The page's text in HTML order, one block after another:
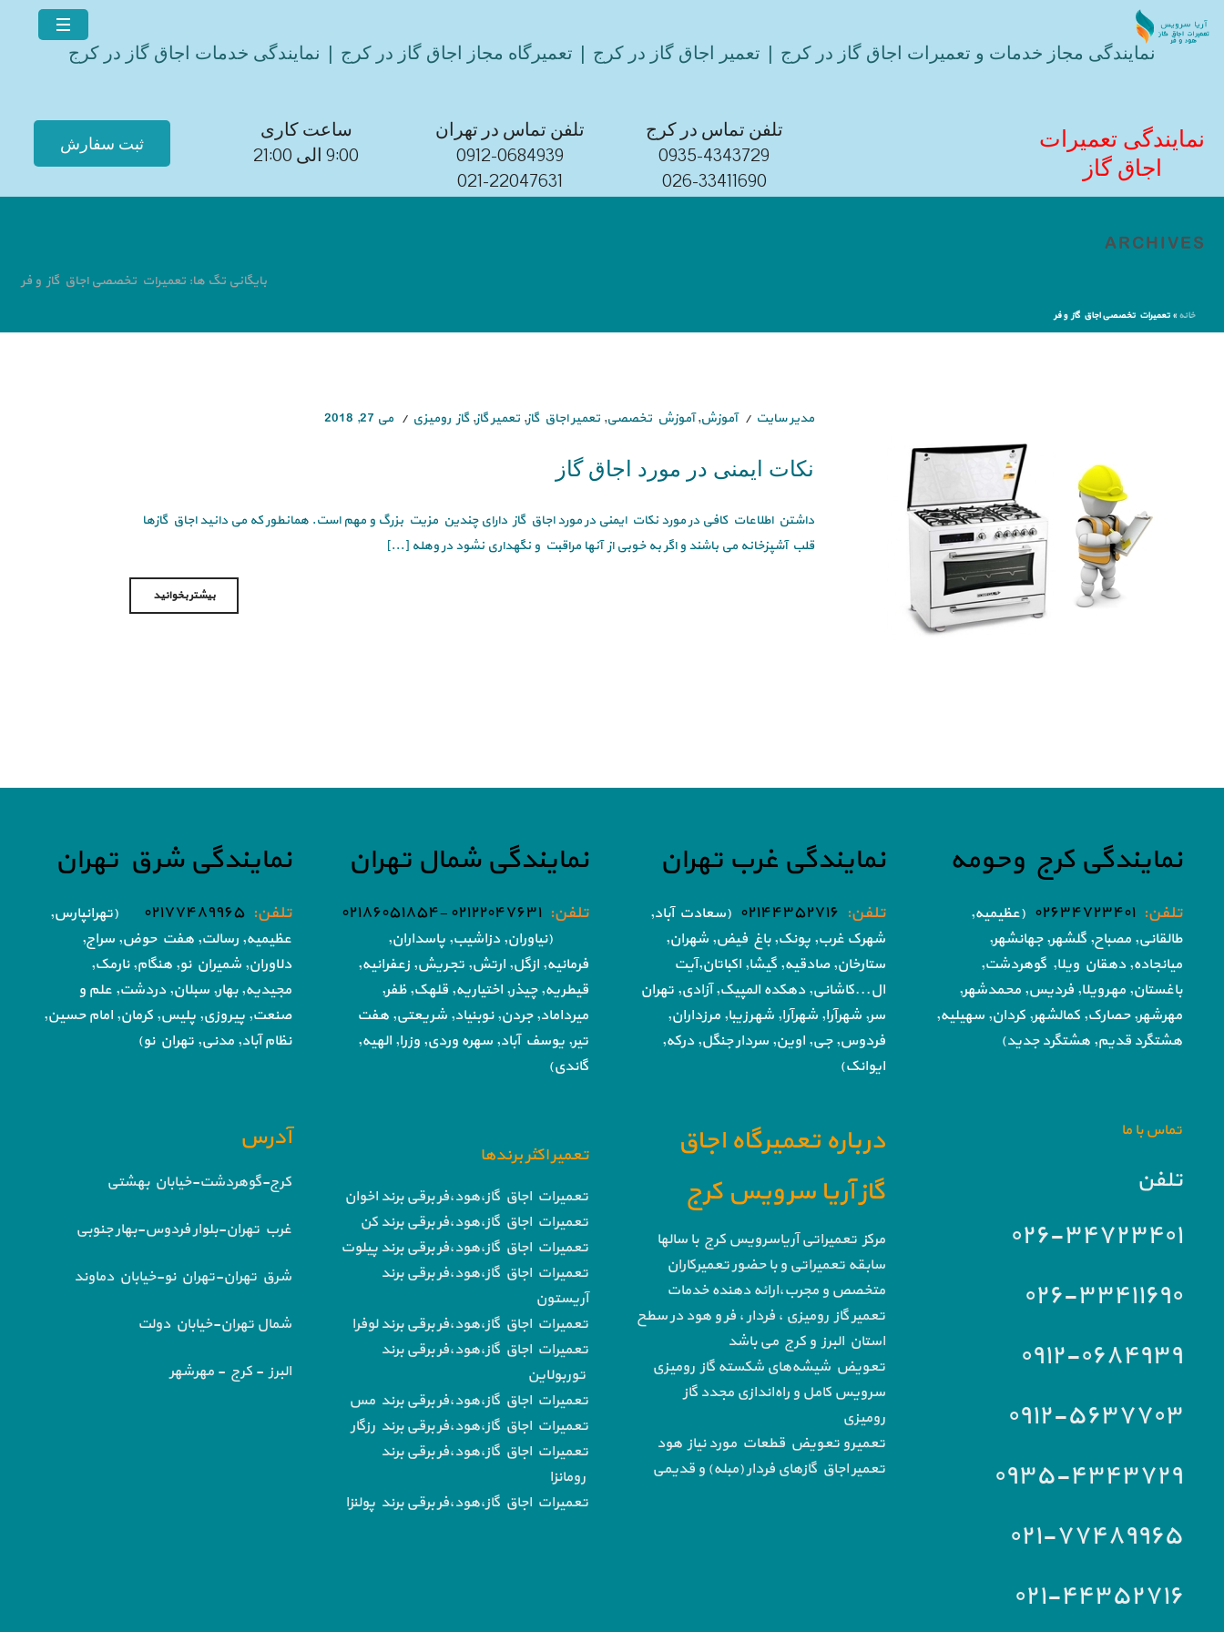
نمایندگی مجاز خدمات و تعمیرات اجاق گاز در کرج | تعمیر اجاق گاز در کرج | تعمیرگاه مجاز اجاق گاز در کرج | نمایندگی خدمات اجاق گاز در کرج
ثبت سفارش
ساعت کاری
9:00 الی 21:00
تلفن تماس در تهران
0912-0684939
021-22047631
تلفن تماس در کرج
0935-4343729
026-33411690
نمایندگی تعمیرات
اجاق گاز
ARCHIVES
بایگانی تگ ها: تعمیرات تخصصی اجاق گاز و فر
خانه » تعمیرات تخصصی اجاق گاز و فر
مدیر سایت آموزش,آموزش تخصصی, تعمیر اجاق گاز, تعمیر گاز,گاز رومیزی می 27, 2018
نکات ایمنی در مورد اجاق گاز
داشتن اطلاعات کافی در مورد نکات ایمنی در مورد اجاق گاز دارای چندین مزیت بزرگ و مهم است. همانطور که می دانید اجاق گازها
قلب آشپزخانه می باشند و اگر به خوبی از آنها مراقبت و نگهداری نشود در وهله [...]
بیشتر بخوانید
نمایندگی شرق تهران
تلفن: ۰۲۱۷۷۴۸۹۹۶۵
(تهرانپارس,
عظیمیه, رسالت, هفت حوض, سراج,
دلاوران, شمیران نو, هنگام, نارمک,
مجیدیه, بهار, سبلان, دردشت, علم و
صنعت, پیروزی, پلیس, کرمان, امام حسین,
نظام آباد, مدنی, تهران نو)
آدرس
کرج-گوهردشت-خیابان بهشتی
غرب تهران-بلوار فردوس-بهار جنوبی
شرق تهران-تهران نو-خیابان دماوند
شمال تهران-خیابان دولت
البرز - کرج - مهرشهر
نمایندگی شمال تهران
تلفن: ۰۲۱۲۲۰۴۷۶۳۱ -۰۲۱۸۶۰۵۱۸۵۴
(نیاوران, دزاشیب, پاسداران,
فرمانیه, ازگل, ارتش, تجریش, زعفرانیه,
قیطریه, چیذر, اختیاریه, قلهک, ظفر,
میرداماد, جردن, نوبنیاد, شریعتی, هفت
تیر, یوسف آباد, سهره وردی, وزرا, الهیه,
گاندی)
تعمیر اکثر برندها
تعمیرات اجاق گاز،هود،فر برقی برند اخوان
تعمیرات اجاق گاز،هود،فر برقی برند کن
تعمیرات اجاق گاز،هود،فر برقی برند پیلوت
تعمیرات اجاق گاز،هود،فر برقی برند
آریستون
تعمیرات اجاق گاز،هود،فر برقی برند لوفرا
تعمیرات اجاق گاز،هود،فر برقی برند
توربولاین
تعمیرات اجاق گاز،هود،فر برقی برند مس
تعمیرات اجاق گاز،هود،فر برقی برند رزگار
تعمیرات اجاق گاز،هود،فر برقی برند
رومانزا
تعمیرات اجاق گاز،هود،فر برقی برند پولنزا
نمایندگی غرب تهران
تلفن: ۰۲۱۴۴۳۵۲۷۱۶ (سعادت آباد,
شهرک غرب, پونک, باغ فیض, شهران,
ستارخان, صادقیه, گیشا, اکباتان,آیت
ال...کاشانی, دهکده المپیک, آزادی, تهران
سر, شهرآرا, شهرآرا, شهرزیبا, مرزداران,
فردوس, جی, اوین, سردار جنگل, درکه,
ایوانک)
درباره تعمیرگاه اجاق
گاز آریا سرویس کرج
مرکز تعمیراتی آریاسرویس کرج با سالها
سابقه تعمیراتی و با حضور تعمیرکاران
متخصص و مجرب،ارائه دهنده خدمات
تعمیر گاز رومیزی ، فردار ، فر و هود در سطح
استان البرز و کرج می باشد
تعویض شیشه‌های شکسته گاز رومیزی
سرویس کامل و راه‌اندازی مجدد گاز
رومیزی
تعمیرو تعویض قطعات مورد نیاز هود
تعمیر اجاق گاز‌های فردار (مبله) و قدیمی
نمایندگی کرج وحومه
تلفن: ۰۲۶۳۴۷۲۳۴۰۱
(عظیمیه,
طالقانی, مصباح, گلشهر, جهانشهر,
میانجاده, دهقان ویلا, گوهردشت,
باغستان, مهرویلا, فردیس, محمدشهر,
مهرشهر, حصارک, کمالشهر, کردان, سهیلیه,
هشتگرد قدیم, هشتگرد جدید)
تماس با ما
تلفن
۰۲۶-۳۴۷۲۳۴۰۱
۰۲۶-۳۳۴۱۱۶۹۰
۰۹۱۲-۰۶۸۴۹۳۹
۰۹۱۲-۵۶۳۷۷۰۳
۰۹۳۵-۴۳۴۳۷۲۹
۰۲۱-۷۷۴۸۹۹۶۵
۰۲۱-۴۴۳۵۲۷۱۶